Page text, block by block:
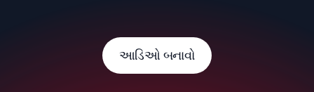
આડિઓ બનાવો